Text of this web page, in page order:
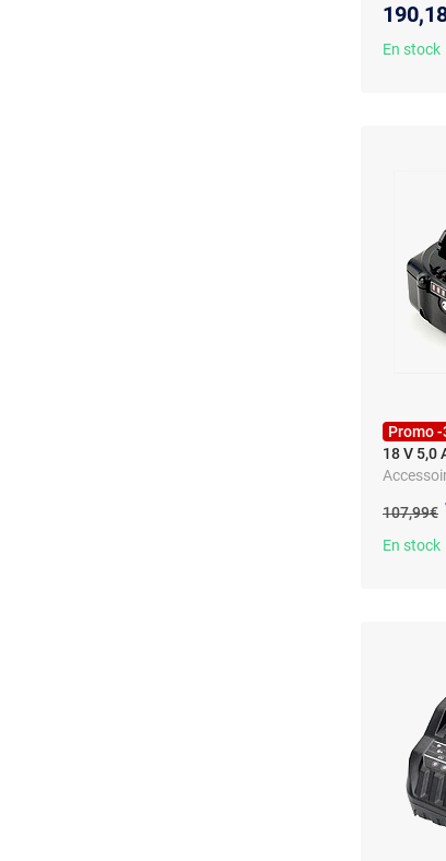
En stock
Promo -
18 V 5,0
Ancien
107,99€
En stock